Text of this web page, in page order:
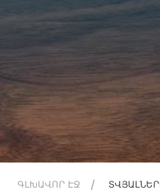
ԳԼԽԱՎՈՐ ԷՋ